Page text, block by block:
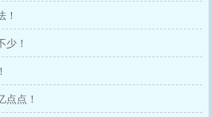
！
少！
点点！